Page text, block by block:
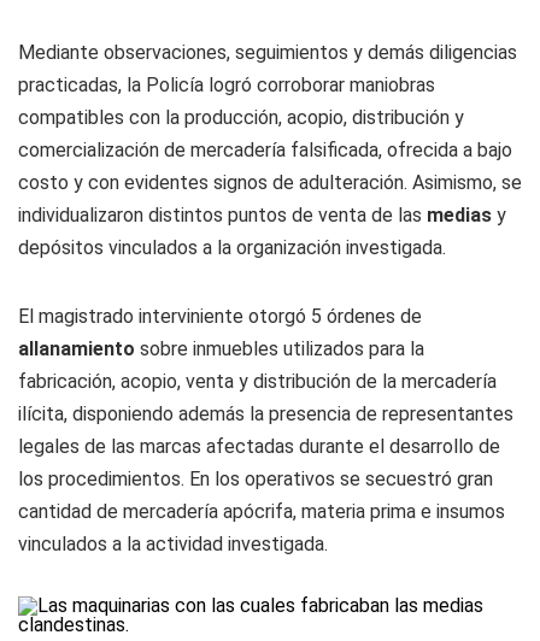
Mediante observaciones, seguimientos y demás diligencias
practicadas, la Policía logró corroborar maniobras
compatibles con la producción, acopio, distribución y
comercialización de mercadería falsificada, ofrecida a bajo
costo y con evidentes signos de adulteración. Asimismo, se
individualizaron distintos puntos de venta de las medias y
depósitos vinculados a la organización investigada.
El magistrado interviniente otorgó 5 órdenes de
allanamiento sobre inmuebles utilizados para la
fabricación, acopio, venta y distribución de la mercadería
ilícita, disponiendo además la presencia de representantes
legales de las marcas afectadas durante el desarrollo de
los procedimientos. En los operativos se secuestró gran
cantidad de mercadería apócrifa, materia prima e insumos
vinculados a la actividad investigada.